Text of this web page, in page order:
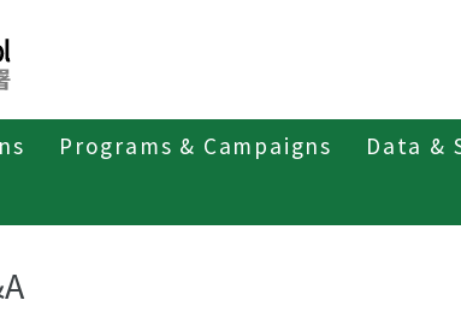
Programs & Campaigns Data &